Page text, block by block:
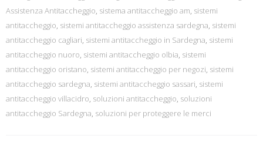
Assistenza Antitaccheggio, sistema antitaccheggio am, sistemi
antitaccheggio, sistemi antitaccheggio assistenza sardegna, sistemi
antitaccheggio cagliari, sistemi antitaccheggio in Sardegna, sistemi
antitaccheggio nuoro, sistemi antitaccheggio olbia, sistemi
antitaccheggio oristano, sistemi antitaccheggio per negozi, sistemi
antitaccheggio sardegna, sistemi antitaccheggio sassari, sistemi
antitaccheggio villacidro, soluzioni antitaccheggio, soluzioni
antitaccheggio Sardegna, soluzioni per proteggere le merci